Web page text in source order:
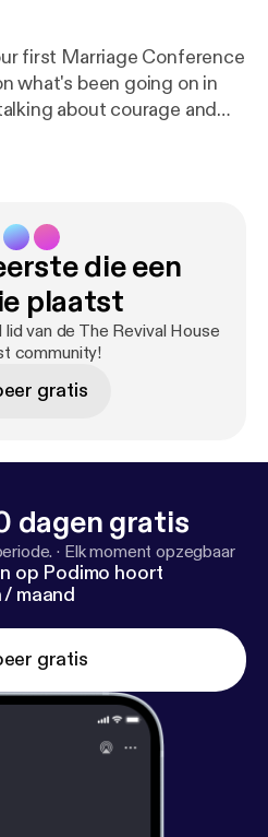
first Marriage Conference
what's been going on in
about courage and
in your marriage or
for the Lord your
you go." Joshua 1:8
die een
plaatst
van de The Revival House
community!
gratis
dagen gratis
· Elk moment opzegbaar
op Podimo hoort
maand
gratis